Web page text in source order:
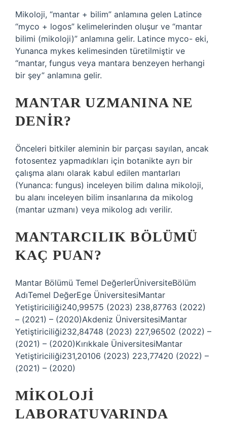
Mikoloji, “mantar + bilim” anlamına gelen Latince
“myco + logos” kelimelerinden oluşur ve “mantar
bilimi (mikoloji)” anlamına gelir. Latince myco- eki,
Yunanca mykes kelimesinden türetilmiştir ve
“mantar, fungus veya mantara benzeyen herhangi
bir şey” anlamına gelir.
MANTAR UZMANINA NE
DENIR?
Önceleri bitkiler aleminin bir parçası sayılan, ancak
fotosentez yapmadıkları için botanikte ayrı bir
çalışma alanı olarak kabul edilen mantarları
(Yunanca: fungus) inceleyen bilim dalına mikoloji,
bu alanı inceleyen bilim insanlarına da mikolog
(mantar uzmanı) veya mikolog adı verilir.
MANTARCILIK BÖLÜMÜ
KAÇ PUAN?
Mantar Bölümü Temel DeğerlerÜniversiteBölüm
AdıTemel DeğerEge ÜniversitesiMantar
Yetiştiriciliği240,99575 (2023) 238,87763 (2022)
– (2021) – (2020)Akdeniz ÜniversitesiMantar
Yetiştiriciliği232,84748 (2023) 227,96502 (2022) –
(2021) – (2020)Kırıkkale ÜniversitesiMantar
Yetiştiriciliği231,20106 (2023) 223,77420 (2022) –
(2021) – (2020)
MIKOLOJI
LABORATUVARINDA